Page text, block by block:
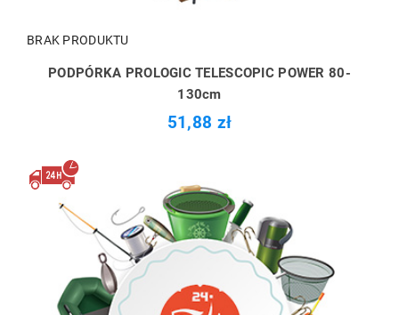
BRAK PRODUKTU
PODPÓRKA PROLOGIC TELESCOPIC POWER 80-
130cm
51,88 zł